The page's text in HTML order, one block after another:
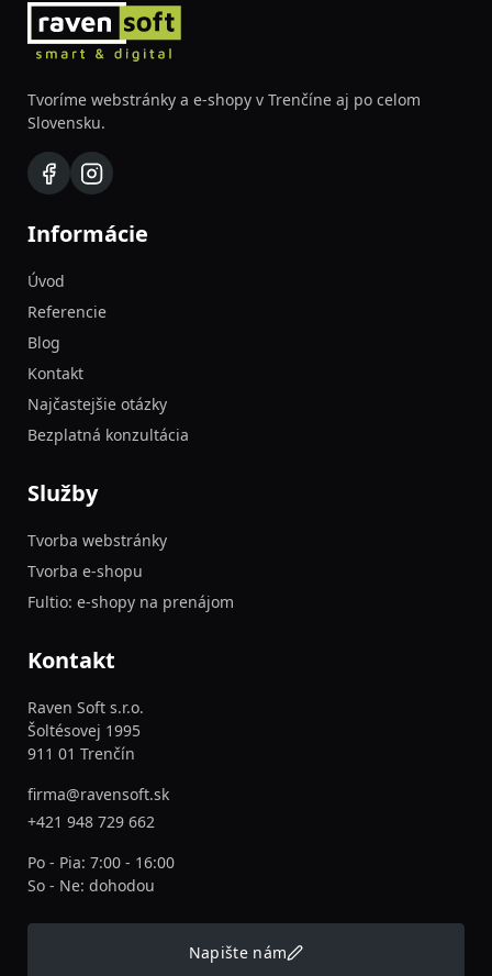
Tvoríme webstránky a e-shopy v Trenčíne aj po celom
Slovensku.
Informácie
Úvod
Referencie
Blog
Kontakt
Najčastejšie otázky
Bezplatná konzultácia
Služby
Tvorba webstránky
Tvorba e-shopu
Fultio: e-shopy na prenájom
Kontakt
Raven Soft s.r.o.
Šoltésovej 1995
911 01 Trenčín
firma@ravensoft.sk
+421 948 729 662
Po - Pia: 7:00 - 16:00
So - Ne: dohodou
Napište nám